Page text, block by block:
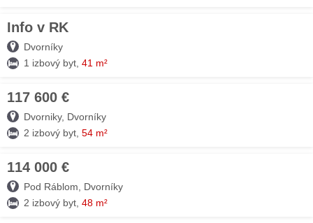
Info v RK
Dvorníky
1 izbový byt, 41 m²
117 600 €
Dvorniky, Dvorníky
2 izbový byt, 54 m²
114 000 €
Pod Ráblom, Dvorníky
2 izbový byt, 48 m²